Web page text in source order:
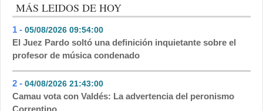
MÁS LEIDOS DE HOY
1 - 05/08/2026 09:54:00
El Juez Pardo soltó una definición inquietante sobre el
profesor de música condenado
2 - 04/08/2026 21:43:00
Camau vota con Valdés: La advertencia del peronismo